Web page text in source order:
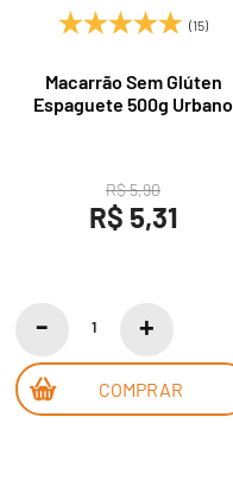
(15)
Macarrão Sem Glúten
Espaguete 500g Urbano
R$ 5,90
R$ 5,31
COMPRAR